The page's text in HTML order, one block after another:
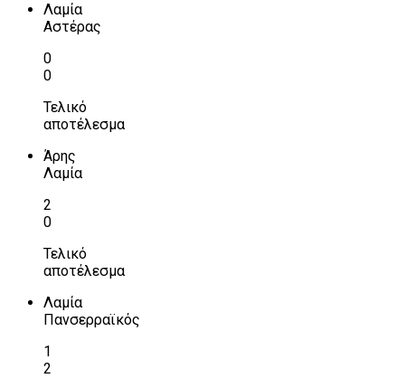
Λαμία
Αστέρας
0
0
Τελικό
αποτέλεσμα
Άρης
Λαμία
2
0
Τελικό
αποτέλεσμα
Λαμία
Πανσερραϊκός
1
2